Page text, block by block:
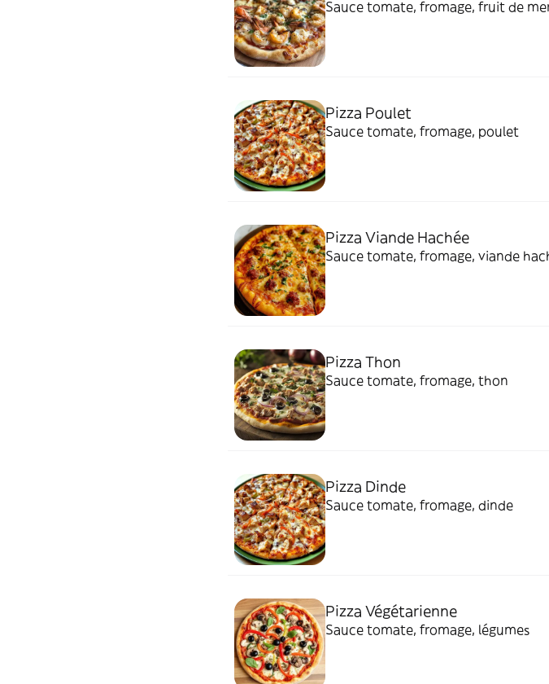
Sauce tomate, fromage, fruit de
Pizza Poulet
Sauce tomate, fromage, poulet
Pizza Viande Hachée
Sauce tomate, fromage, viande
Pizza Thon
Sauce tomate, fromage, thon
Pizza Dinde
Sauce tomate, fromage, dinde
Pizza Végétarienne
Sauce tomate, fromage, légumes